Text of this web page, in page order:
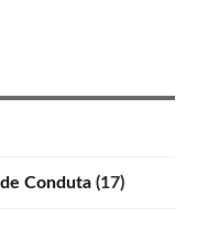
Conduta (17)